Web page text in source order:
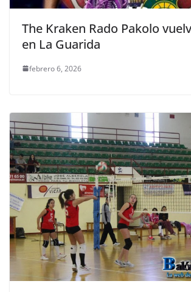
The Kraken Rado Pakolo
en La Guarida
febrero 6, 2026